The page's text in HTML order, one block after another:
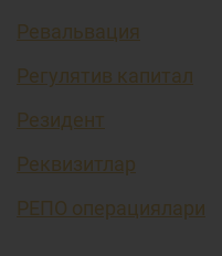
Ревальвация
Регулятив капитал
Резидент
Реквизитлар
РЕПО операциялари